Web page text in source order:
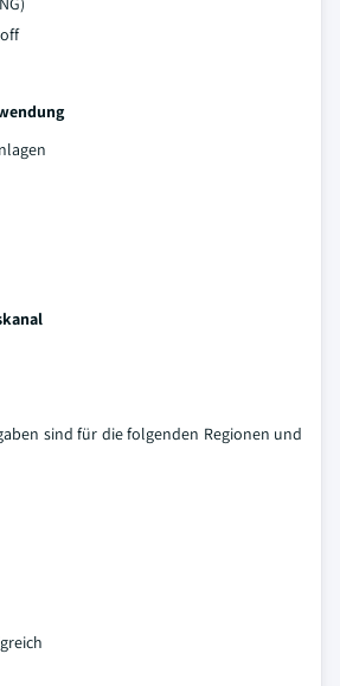
sind für die folgenden Regionen und